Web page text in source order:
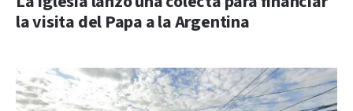
la visita del Papa a la Argentina